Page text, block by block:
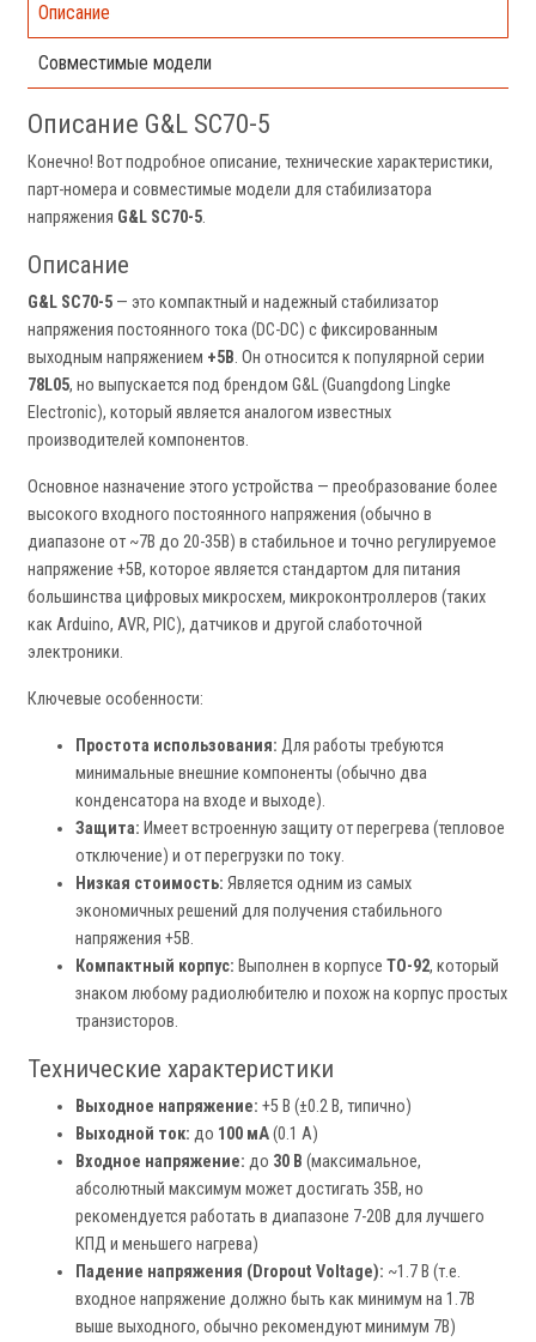
Описание
Совместимые модели
Описание G&L SC70-5
Конечно! Вот подробное описание, технические характеристики,
парт-номера и совместимые модели для стабилизатора
напряжения G&L SC70-5.
Описание
G&L SC70-5 — это компактный и надежный стабилизатор
напряжения постоянного тока (DC-DC) с фиксированным
выходным напряжением +5В. Он относится к популярной серии
78L05, но выпускается под брендом G&L (Guangdong Lingke
Electronic), который является аналогом известных
производителей компонентов.
Основное назначение этого устройства — преобразование более
высокого входного постоянного напряжения (обычно в
диапазоне от ~7В до 20-35В) в стабильное и точно регулируемое
напряжение +5В, которое является стандартом для питания
большинства цифровых микросхем, микроконтроллеров (таких
как Arduino, AVR, PIC), датчиков и другой слаботочной
электроники.
Ключевые особенности:
Простота использования: Для работы требуются
минимальные внешние компоненты (обычно два
конденсатора на входе и выходе).
Защита: Имеет встроенную защиту от перегрева (тепловое
отключение) и от перегрузки по току.
Низкая стоимость: Является одним из самых
экономичных решений для получения стабильного
напряжения +5В.
Компактный корпус: Выполнен в корпусе TO-92, который
знаком любому радиолюбителю и похож на корпус простых
транзисторов.
Технические характеристики
Выходное напряжение: +5 В (±0.2 В, типично)
Выходной ток: до 100 мА(0.1 А)
Входное напряжение: до 30 В (максимальное,
абсолютный максимум может достигать 35В, но
рекомендуется работать в диапазоне 7-20В для лучшего
КПД и меньшего нагрева)
Падение напряжения (Dropout Voltage): ~1.7 В (т.е.
входное напряжение должно быть как минимум на 1.7В
выше выходного, обычно рекомендуют минимум 7В)